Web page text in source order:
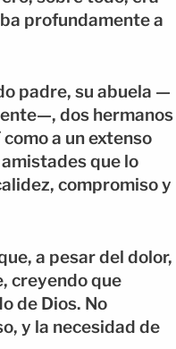
profundamente a
padre, su abuela —
dos hermanos
a un extenso
que lo
compromiso y
a pesar del dolor,
creyendo que
de Dios. No
y la necesidad de